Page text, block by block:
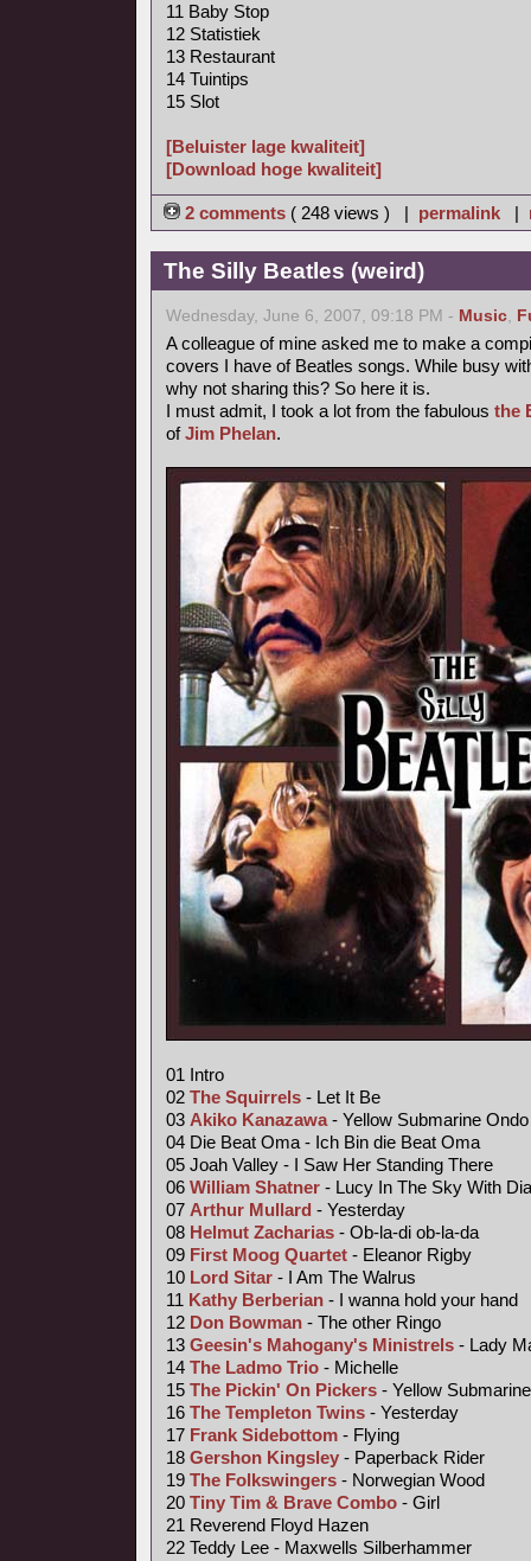
11 Baby Stop
12 Statistiek
13 Restaurant
14 Tuintips
15 Slot
[Beluister lage kwaliteit]
[Download hoge kwaliteit]
2 comments ( 248 views ) | permalink |
The Silly Beatles (weird)
Wednesday, June 6, 2007, 09:18 PM - Music,
A colleague of mine asked me to make a
covers I have of Beatles songs. While busy
why not sharing this? So here it is.
I must admit, I took a lot from the fabulous the
ofJim Phelan.
01 Intro
02 The Squirrels - Let It Be
03 Akiko Kanazawa- Yellow Submarine Ondo
04 Die Beat Oma - Ich Bin die Beat Oma
05 Joah Valley - I Saw Her Standing There
06 William Shatner - Lucy In The Sky With
07 Arthur Mullard - Yesterday
08 Helmut Zacharias - Ob-la-di ob-la-da
09 First Moog Quartet - Eleanor Rigby
10 Lord Sitar - I Am The Walrus
11 Kathy Berberian - I wanna hold your hand
12 Don Bowman - The other Ringo
13 Geesin's Mahogany's Ministrels - Lady
14 The Ladmo Trio - Michelle
15 The Pickin' On Pickers - Yellow Submarine
16 The Templeton Twins - Yesterday
17 Frank Sidebottom - Flying
18 Gershon Kingsley - Paperback Rider
19 The Folkswingers - Norwegian Wood
20 Tiny Tim & Brave Combo - Girl
21 Reverend Floyd Hazen
22 Teddy Lee - Maxwells Silberhammer